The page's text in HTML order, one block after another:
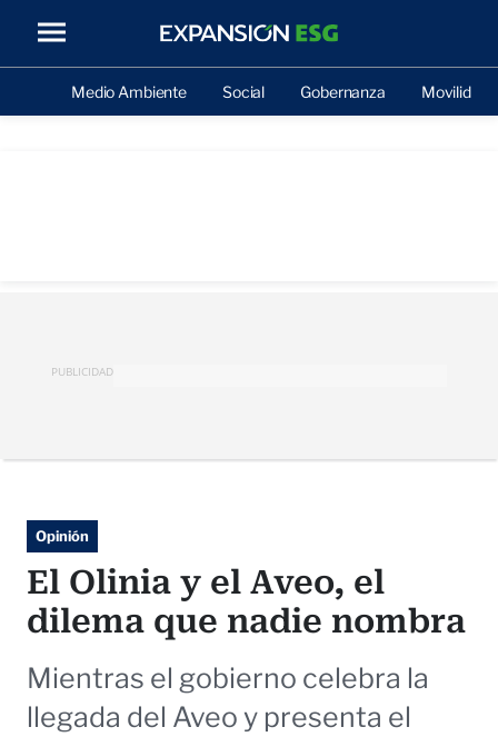
Medio Ambiente Social Gobernanza Movilidad
PUBLICIDAD
Opinión
El Olinia y el Aveo, el
dilema que nadie nombra
Mientras el gobierno celebra la
llegada del Aveo y presenta el